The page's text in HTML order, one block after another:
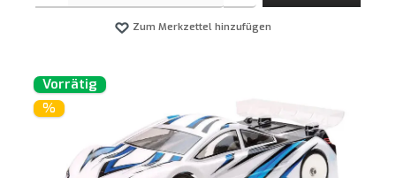
Zum Merkzettel hinzufügen
Vorrätig
%